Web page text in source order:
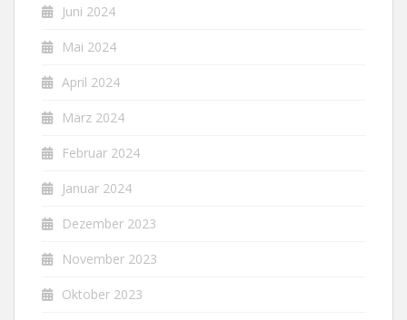
Juni 2024
Mai 2024
April 2024
März 2024
Februar 2024
Januar 2024
Dezember 2023
November 2023
Oktober 2023